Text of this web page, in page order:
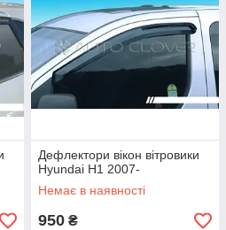
Дефлектори вікон вітровики
Hyundai H1 2007-
Немає в наявності
950 ₴